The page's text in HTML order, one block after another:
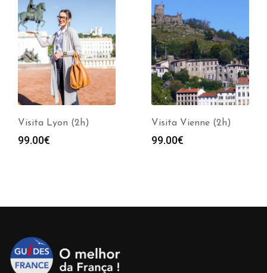
Visita Lyon (2h)
99.00€
Visita Vienne (2h)
99.00€